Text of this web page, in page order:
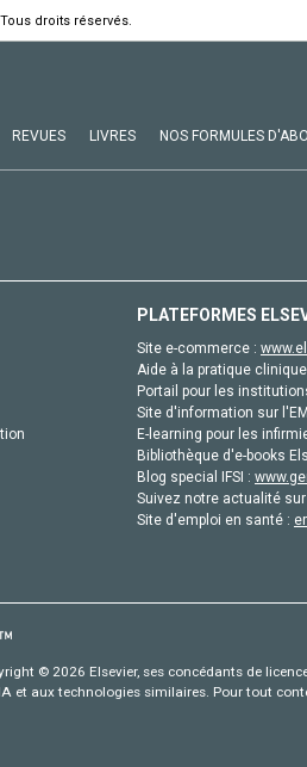
droits réservés.
REVUES LIVRES NOS FORMULES
PLATEFORMES
Site e-commerce :
Aide à la pratique
Portail pour les
Site d'information sur
E-learning pour les
Bibliothèque d'e-books
Blog special IFSI :
Suivez notre actualité
Site d'emploi en santé :
© 2026 Elsevier, ses concédants de
et aux technologies similaires. Pour tout